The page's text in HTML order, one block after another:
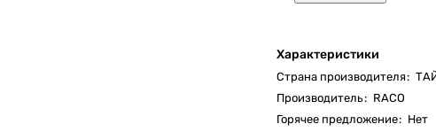
Характеристики
Страна производителя:
Производитель: RACO
Горячее предложение: Нет